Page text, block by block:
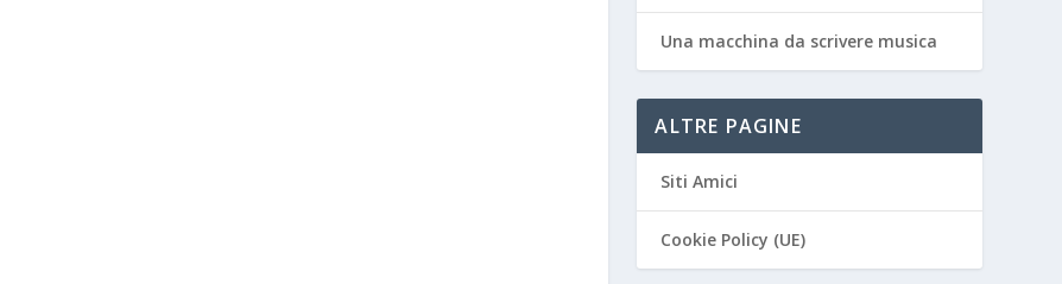
Una macchina da scrivere musica
ALTRE PAGINE
Siti Amici
Cookie Policy (UE)